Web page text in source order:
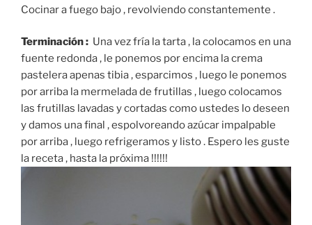
Cocinar a fuego bajo , revolviendo constantemente .
Terminación : Una vez fría la tarta , la colocamos en una
fuente redonda , le ponemos por encima la crema
pastelera apenas tibia , esparcimos , luego le ponemos
por arriba la mermelada de frutillas , luego colocamos
las frutillas lavadas y cortadas como ustedes lo deseen
y damos una final , espolvoreando azúcar impalpable
por arriba , luego refrigeramos y listo . Espero les guste
la receta , hasta la próxima !!!!!!